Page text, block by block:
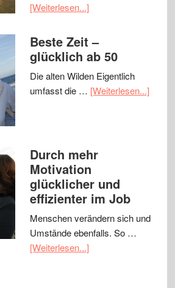
[Weiterlesen...]
Beste Zeit –
glücklich ab 50
Die alten Wilden Eigentlich
umfasst die … [Weiterlesen...]
Durch mehr
Motivation
glücklicher und
effizienter im Job
Menschen verändern sich und
Umstände ebenfalls. So …
[Weiterlesen...]